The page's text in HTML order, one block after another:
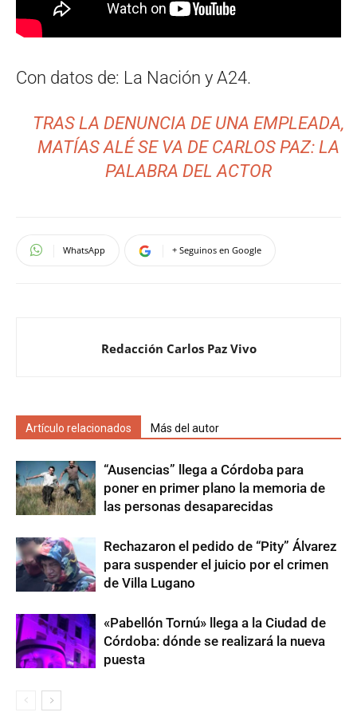
Con datos de: La Nación y A24.
TRAS LA DENUNCIA DE UNA EMPLEADA,
MATÍAS ALÉ SE VA DE CARLOS PAZ: LA
PALABRA DEL ACTOR
WhatsApp + Seguinos en Google
Redacción Carlos Paz Vivo
Artículo relacionados Más del autor
“Ausencias” llega a Córdoba para
poner en primer plano la memoria de
las personas desaparecidas
Rechazaron el pedido de “Pity” Álvarez
para suspender el juicio por el crimen
de Villa Lugano
«Pabellón Tornú» llega a la Ciudad de
Córdoba: dónde se realizará la nueva
puesta